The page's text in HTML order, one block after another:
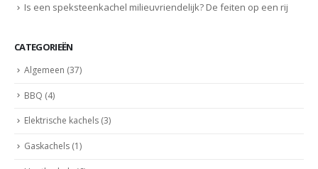
Is een speksteenkachel milieuvriendelijk? De feiten op een rij
CATEGORIEËN
Algemeen (37)
BBQ (4)
Elektrische kachels (3)
Gaskachels (1)